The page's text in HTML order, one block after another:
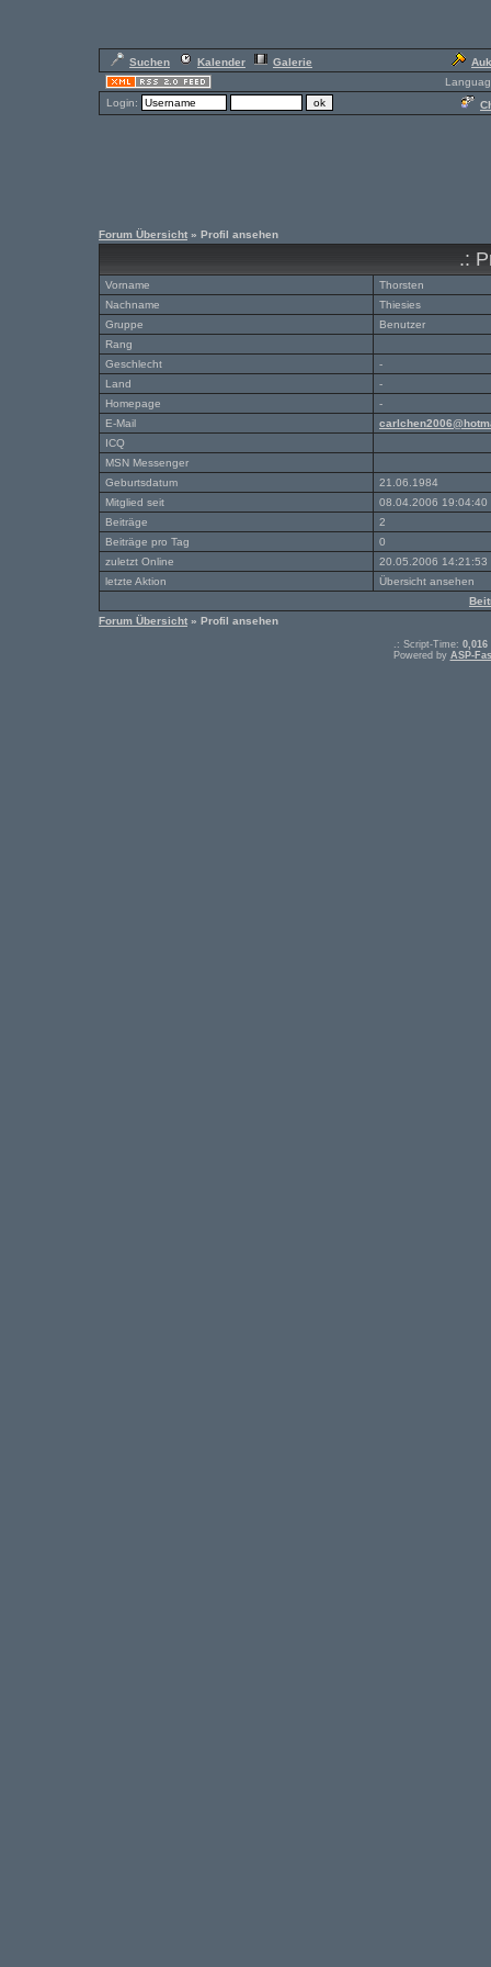
Suchen Kalender Galerie
Login:
Forum Übersicht » Profil ansehen
.:
Vorname
Thorsten
Nachname
Thiesies
Gruppe
Benutzer
Rang
Geschlecht
-
Land
-
Homepage
-
E-Mail
ICQ
MSN Messenger
Geburtsdatum
21.06.1984
Mitglied seit
08.04.2006 19:04:40
Beiträge
2
Beiträge pro Tag
0
zuletzt Online
20.05.2006 14:21:53
letzte Aktion
Übersicht ansehen
Forum Übersicht » Profil ansehen
.: Script-Time: 0,016
Powered by ASP-